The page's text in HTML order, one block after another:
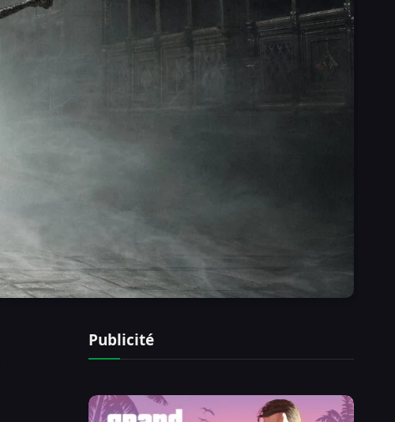
Publicité